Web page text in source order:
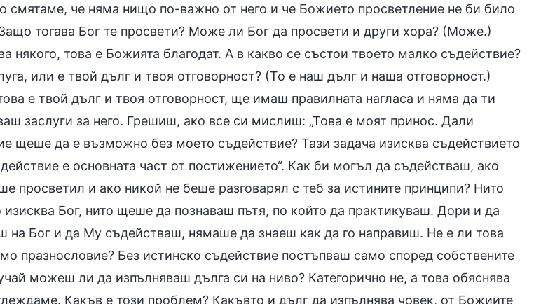
смятаме, че няма нищо по-важно от него и че Божието просветление не би било
тогава Бог те просвети? Може ли Бог да просвети и други хора? (Може.)
някого, това е Божията благодат. А в какво се състои твоето малко съдействие?
или е твой дълг и твоя отговорност? (То е наш дълг и наша отговорност.)
е твой дълг и твоя отговорност, ще имаш правилната нагласа и няма да ти
заслуги за него. Грешиш, ако все си мислиш: „Това е моят принос. Дали
щеше да е възможно без моето съдействие? Тази задача изисква съдействието
е основната част от постижението“. Как би могъл да съдействаш, ако
просветил и ако никой не беше разговарял с теб за истините принципи? Нито
Бог, нито щеше да познаваш пътя, по който да практикуваш. Дори и да
на Бог и да Му съдействаш, нямаше да знаеш как да го направиш. Не е ли това
празнословие? Без истинско съдействие постъпваш само според собствените
можеш ли да изпълняваш дълга си на ниво? Категорично не, а това обяснява
Какъв е този проблем? Какъвто и дълг да изпълнява човек, от Божиите